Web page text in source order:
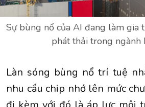
Sự bùng nổ của AI đang làm gia
phát thải trong ngành
Làn sóng bùng nổ trí tuệ
nhu cầu chip nhớlên mức